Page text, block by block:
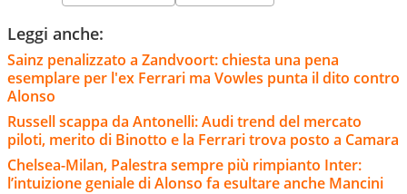
Leggi anche:
Sainz penalizzato a Zandvoort: chiesta una pena
esemplare per l'ex Ferrari ma Vowles punta il dito contro
Alonso
Russell scappa da Antonelli: Audi trend del mercato
piloti, merito di Binotto e la Ferrari trova posto a Camara
Chelsea-Milan, Palestra sempre più rimpianto Inter:
l’intuizione geniale di Alonso fa esultare anche Mancini